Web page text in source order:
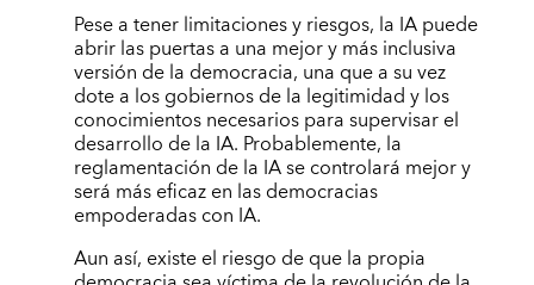
Pese a tener limitaciones y riesgos, la IA puede
abrir las puertas a una mejor y más inclusiva
versión de la democracia, una que a su vez
dote a los gobiernos de la legitimidad y los
conocimientos necesarios para supervisar el
desarrollo de la IA. Probablemente, la
reglamentación de la IA se controlará mejor y
será más eficaz en las democracias
empoderadas con IA.
Aun así, existe el riesgo de que la propia